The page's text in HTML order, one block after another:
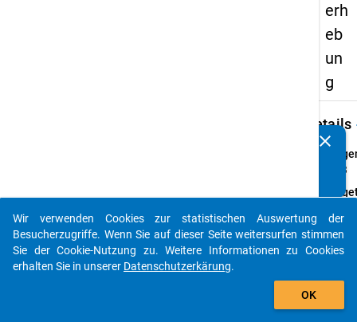
erh
eb
un
g
Details
08.3
clear
auto_stories
add_shopping_cart
Wir verwenden Cookies zur statistischen Auswertung der
Besucherzugriffe. Wenn Sie auf dieser Seite weitersurfen stimmen
Sie der Cookie-Nutzung zu. Weitere Informationen zu Cookies
erhalten Sie in unserer Datenschutzerkärung.
OK